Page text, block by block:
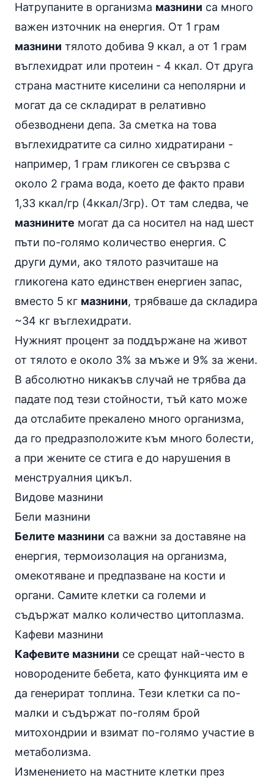
Натрупаните в организма мазнини са много
важен източник на енергия. От 1 грам
мазнини тялото добива 9 ккал, а от 1 грам
въглехидрат или протеин - 4 ккал. От друга
страна мастните киселини са неполярни и
могат да се складират в релативно
обезводнени депа. За сметка на това
въглехидратите са силно хидратирани -
например, 1 грам гликоген се свързва с
около 2 грама вода, което де факто прави
1,33 ккал/гр (4ккал/3гр). От там следва, че
мазнините могат да са носител на над шест
пъти по-голямо количество енергия. С
други думи, ако тялото разчиташе на
гликогена като единствен енергиен запас,
вместо 5 кг мазнини, трябваше да складира
~34 кг въглехидрати.
Нужният процент за поддържане на живот
от тялото е около 3% за мъже и 9% за жени.
В абсолютно никакъв случай не трябва да
падате под тези стойности, тъй като може
да отслабите прекалено много организма,
да го предразположите към много болести,
а при жените се стига е до нарушения в
менструалния цикъл.
Видове мазнини
Бели мазнини
Белите мазнини са важни за доставяне на
енергия, термоизолация на организма,
омекотяване и предпазване на кости и
органи. Самите клетки са големи и
съдържат малко количество цитоплазма.
Кафеви мазнини
Кафевите мазнини се срещат най-често в
новородените бебета, като функцията им е
да генерират топлина. Тези клетки са по-
малки и съдържат по-голям брой
митохондрии и взимат по-голямо участие в
метаболизма.
Изменението на мастните клетки през